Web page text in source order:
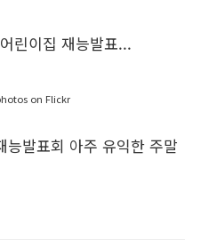
on Flickr
능발표회 아주 유익한 주말